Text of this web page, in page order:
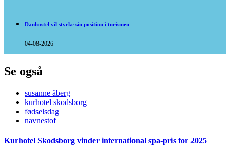
Danhostel vil styrke sin position i turismen
04-08-2026
Se også
susanne åberg
kurhotel skodsborg
fødselsdag
navnestof
Kurhotel Skodsborg vinder international spa-pris for 2025